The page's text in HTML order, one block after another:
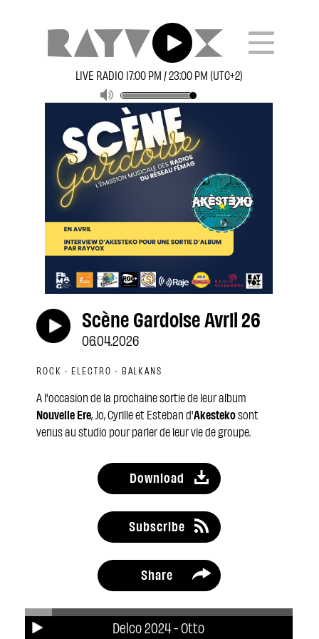
LIVE RADIO 17:00 PM / 23:00 PM (UTC+2)
Delco 2024 - Otto
Scène Gardoise Avril 26
06.04.2026
ROCK · ELECTRO · BALKANS
A l'occasion de la prochaine sortie de leur album
Nouvelle Ere, Jo, Cyrille et Esteban d'Akestekosont
venus au studio pour parler de leur vie de groupe.
Download
Subscribe
Share